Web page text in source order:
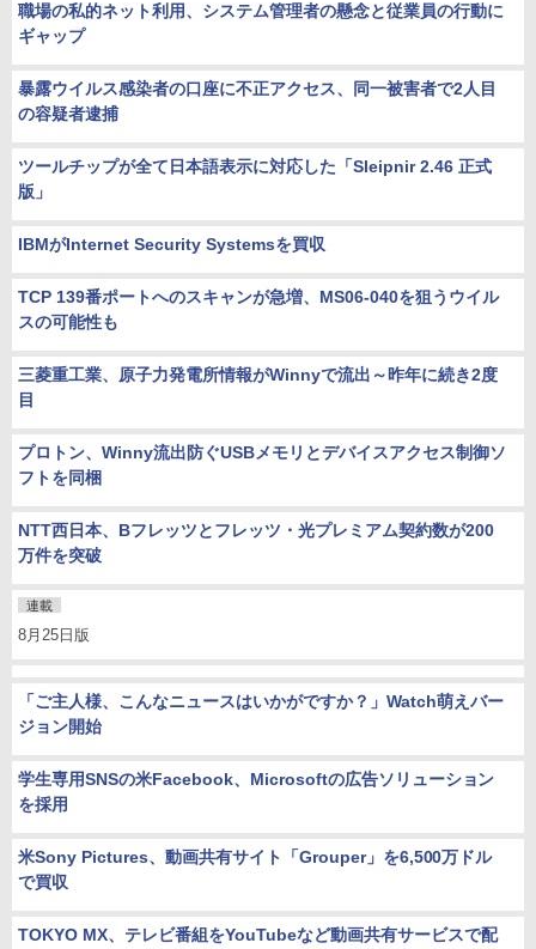
職場の私的ネット利用、システム管理者の懸念と従業員の行動に
ギャップ
暴露ウイルス感染者の口座に不正アクセス、同一被害者で2人目
の容疑者逮捕
ツールチップが全て日本語表示に対応した「Sleipnir 2.46 正式
版」
IBMがInternet Security Systemsを買収
TCP 139番ポートへのスキャンが急増、MS06-040を狙うウイル
スの可能性も
三菱重工業、原子力発電所情報がWinnyで流出～昨年に続き2度
目
プロトン、Winny流出防ぐUSBメモリとデバイスアクセス制御ソ
フトを同梱
NTT西日本、Bフレッツとフレッツ・光プレミアム契約数が200
万件を突破
連載
8月25日版
「ご主人様、こんなニュースはいかがですか？」Watch萌えバー
ジョン開始
学生専用SNSの米Facebook、Microsoftの広告ソリューション
を採用
米Sony Pictures、動画共有サイト「Grouper」を6,500万ドル
で買収
TOKYO MX、テレビ番組をYouTubeなど動画共有サービスで配